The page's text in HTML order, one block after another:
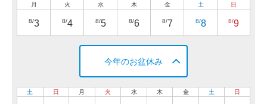
月
8/3
火
8/4
水
8/5
木
8/6
金
8/7
土
8/8
日
8/9
今年のお盆休み
土 日 月 火 水 木 金 土 日